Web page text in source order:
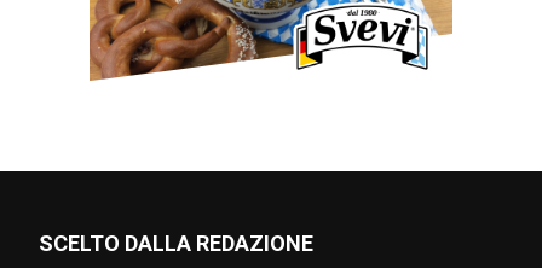
SCELTO DALLA REDAZIONE